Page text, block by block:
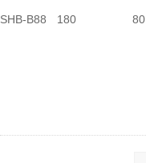
SHB-B88
180 80